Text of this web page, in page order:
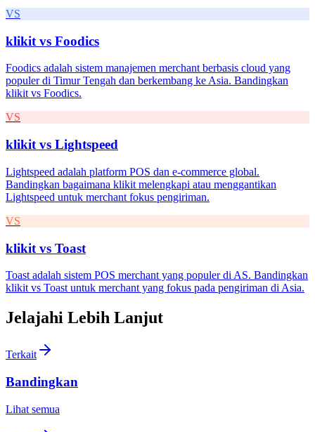
VS
klikit vs Foodics
Foodics adalah sistem manajemen merchant berbasis cloud yang
populer di Timur Tengah dan berkembang ke Asia. Bandingkan
klikit vs Foodics.
VS
klikit vs Lightspeed
Lightspeed adalah platform POS dan e-commerce global.
Bandingkan bagaimana klikit melengkapi atau menggantikan
Lightspeed untuk merchant fokus pengiriman.
VS
klikit vs Toast
Toast adalah sistem POS merchant yang populer di AS. Bandingkan
klikit vs Toast untuk merchant yang fokus pada pengiriman di Asia.
Jelajahi Lebih Lanjut
Terkait
Bandingkan
Lihat semua